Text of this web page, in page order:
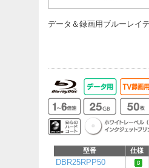
データ＆録画用ブルーレイ
型番 仕様
DBR25RPP50